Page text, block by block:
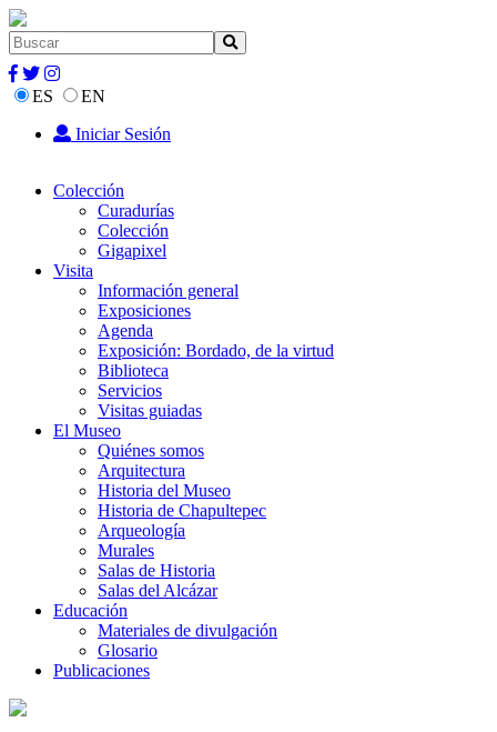
ES
EN
Iniciar Sesión
Colección
Curadurías
Colección
Gigapixel
Visita
Información general
Exposiciones
Agenda
Exposición: Bordado, de la virtud
Biblioteca
Servicios
Visitas guiadas
El Museo
Quiénes somos
Arquitectura
Historia del Museo
Historia de Chapultepec
Arqueología
Murales
Salas de Historia
Salas del Alcázar
Educación
Materiales de divulgación
Glosario
Publicaciones